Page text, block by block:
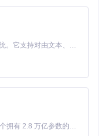
MiniMax H3 是一个通用的全模态生成系统。它支持对由文本、图像、视频和音频组成的多模态上下文进行统一理解，并能生成分辨率高达 2K、时长可达 15 秒的带原生立体声音频的视频。得益于面向任务泛化的系统设计，H3 在预训练阶段就已具备广泛的多模态上下文理解与生成能力，能够出色地执行复杂的多模态指令。
Kimi K3 是Kimi能力最强的模型：这是一个拥有 2.8 万亿参数的混合专家（MoE）模型，具备原生视觉理解能力，并支持 100 万 token 的上下文窗口。